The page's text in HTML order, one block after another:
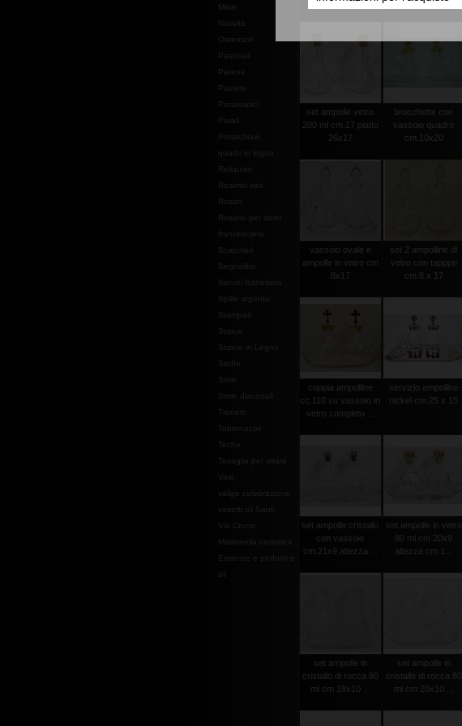
Mitrie
Natività
Ostensori
Pastorali
Patene
Pianete
Portaviatici
Piviali
Portachiavi
quadri in legno
Reliquiari
Ricambi vari
Rosari
Rosario per abito
francescano
Scapolari
Segnalibri
Servizi Battesimo
Spille argento
Stampati
Statue
Statue in Legno
Stoffe
Stole
Stole diaconali
Tronetti
Tabernacoli
Teche
Tovaglia per altare
Vasi
valige celebrazione
vasetti oli Santi
Via Crucis
Mattonella ceramica
Essenze e profumi e
oli
set ampolle vetro
200 ml cm.17 piatto
26x17
brocchette con
vassoio quadro
cm.10x20
vassoio ovale e
ampolle in vetro cm
8x17
set 2 ampolline di
vetro con tapppo
cm.8 x 17
coppia ampolline
cc.110 su vassoio in
vetro completo ...
servizio ampolline
nickel cm.25 x 15
set ampolle cristallo
con vassoio
cm.21x9 altezza ...
set ampolle in vetro
80 ml cm 20x9
altezza cm.1...
set ampolle in
cristallo di rocca 80
ml cm 18x10 ...
set ampolle in
cristallo di rocca 80
ml cm 20x10 ...